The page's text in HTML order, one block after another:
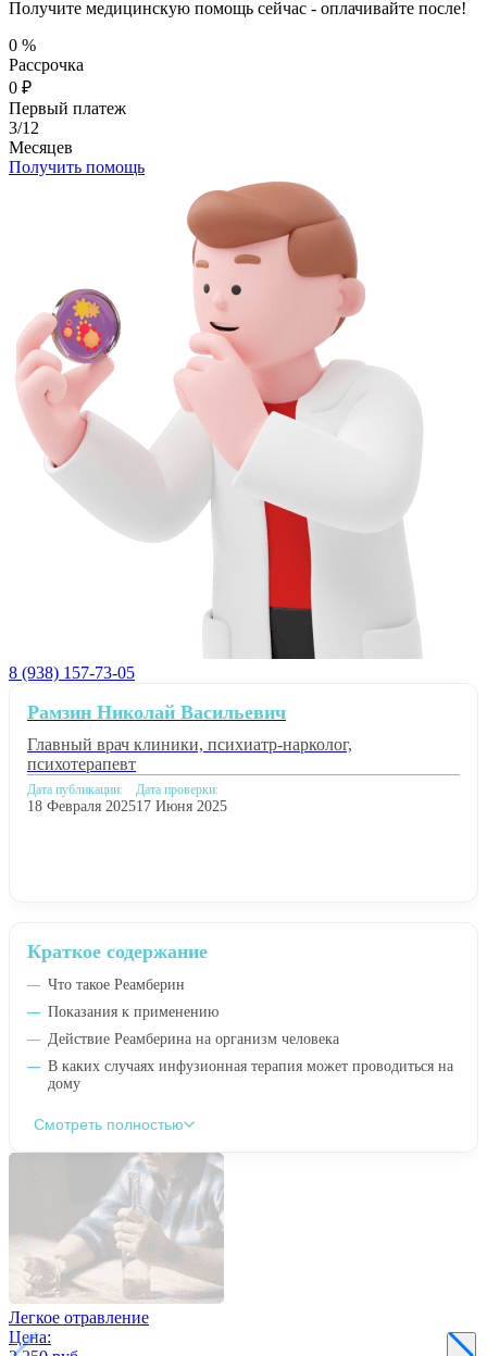
Получите медицинскую помощь сейчас - оплачивайте после!
0 %
Рассрочка
0 ₽
Первый платеж
3/12
Месяцев
Получить помощь
8 (938) 157-73-05
Краткое содержание
Что такое Реамберин
Показания к применению
Действие Реамберина на организм человека
В каких случаях инфузионная терапия может проводиться на
дому
Смотреть полностью
Рамзин Николай Васильевич
Главный врач клиники, психиатр-нарколог,
психотерапевт
Дата публикации:
18 Февраля 2025
Дата проверки:
17 Июня 2025
Легкое отравление
Цена: